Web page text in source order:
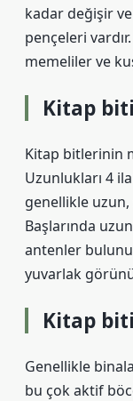
kadar değişir
pençeleri
memeliler ve
Kitap
Kitap bitlerinin
Uzunlukları 4
genellikle uzun,
Başlarında
antenler
yuvarlak
Kitap
Genellikle
bu çok aktif